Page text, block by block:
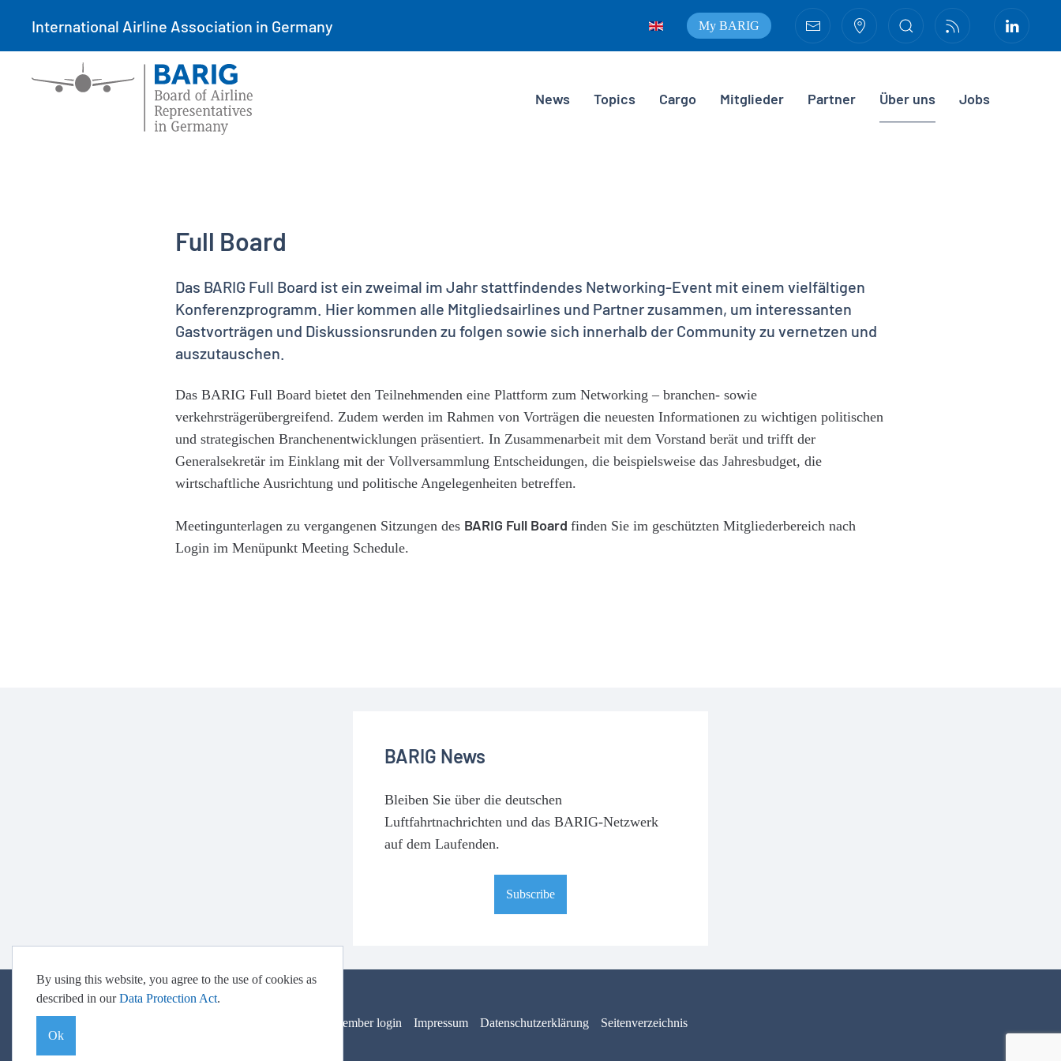
By using this website, you agree to the use of cookies as
described in ourData Protection Act.
Ok
International Airline Association in Germany My BARIG
News Topics Cargo Mitglieder Partner Über uns Jobs
Full Board
Das BARIG Full Board ist ein zweimal im Jahr stattfindendes Networking-Event mit einem vielfältigen
Konferenzprogramm. Hier kommen alle Mitgliedsairlines und Partner zusammen, um interessanten
Gastvorträgen und Diskussionsrunden zu folgen sowie sich innerhalb der Community zu vernetzen und
auszutauschen.
Das BARIG Full Board bietet den Teilnehmenden eine Plattform zum Networking – branchen- sowie
verkehrsträgerübergreifend. Zudem werden im Rahmen von Vorträgen die neuesten Informationen zu wichtigen politischen
und strategischen Branchenentwicklungen präsentiert. In Zusammenarbeit mit dem Vorstand berät und trifft der
Generalsekretär im Einklang mit der Vollversammlung Entscheidungen, die beispielsweise das Jahresbudget, die
wirtschaftliche Ausrichtung und politische Angelegenheiten betreffen.
Meetingunterlagen zu vergangenen Sitzungen des BARIG Full Board finden Sie im geschützten Mitgliederbereich nach
Login im Menüpunkt Meeting Schedule.
BARIG News
Bleiben Sie über die deutschen
Luftfahrtnachrichten und das BARIG-Netzwerk
auf dem Laufenden.
Subscribe
Member login Impressum Daten­schut­zerklärung Seitenverzeichnis